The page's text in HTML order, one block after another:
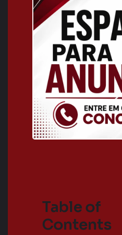
Table of
Contents